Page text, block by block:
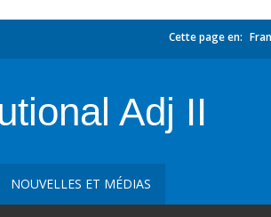
Cette page en:
Adj II
NOUVELLES ET MÉDIAS